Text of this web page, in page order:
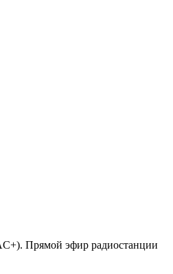
Прямой эфир радиостанции